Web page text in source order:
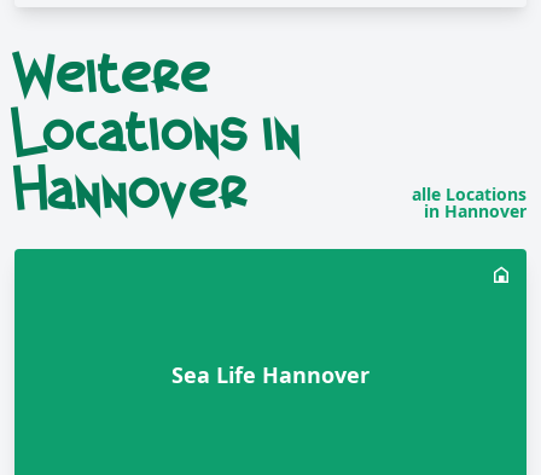
Weitere
Locations in
Hannover
alle Locations
in Hannover
Sea Life Hannover